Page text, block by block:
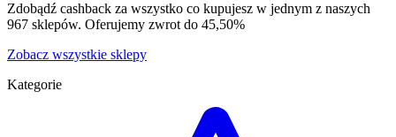
Zdobądź cashback za wszystko co kupujesz w jednym z naszych
967 sklepów. Oferujemy zwrot do 45,50%
Zobacz wszystkie sklepy
Kategorie